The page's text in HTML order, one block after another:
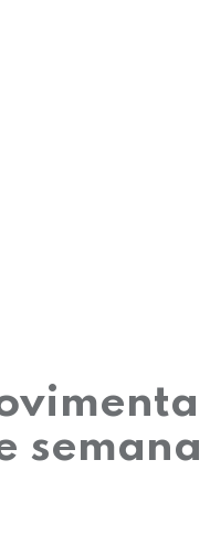
semana